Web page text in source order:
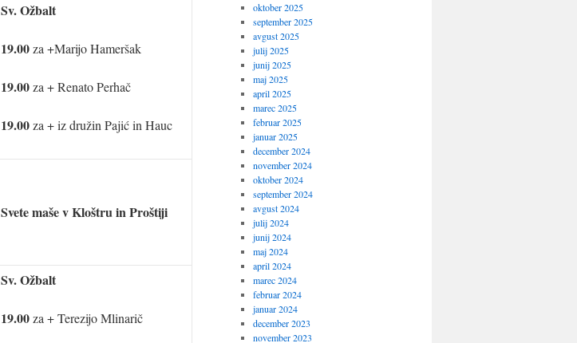
Sv. Ožbalt
19.00za +Marijo Hameršak
19.00za + Renato Perhač
19.00za + iz družin Pajić in Hauc
Svete maše v Kloštru in Proštiji
Sv. Ožbalt
19.00za + Terezijo Mlinarič
oktober 2025
september 2025
avgust 2025
julij 2025
junij 2025
maj 2025
april 2025
marec 2025
februar 2025
januar 2025
december 2024
november 2024
oktober 2024
september 2024
avgust 2024
julij 2024
junij 2024
maj 2024
april 2024
marec 2024
februar 2024
januar 2024
december 2023
november 2023